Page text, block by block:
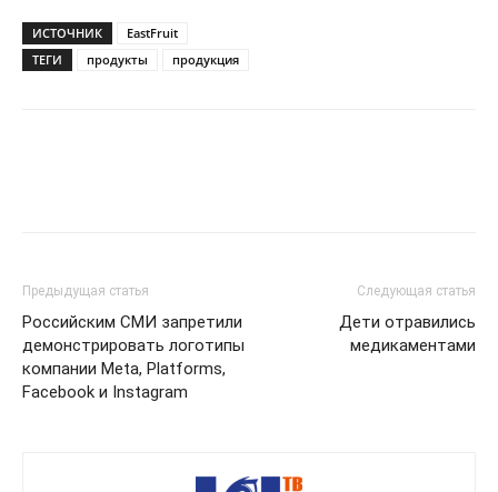
ИСТОЧНИК
EastFruit
ТЕГИ
продукты продукция
Предыдущая статья
Российским СМИ запретили
демонстрировать логотипы
компании Meta, Platforms,
Facebook и Instagram
Следующая статья
Дети отравились
медикаментами